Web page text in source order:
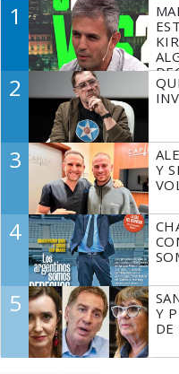
1
2
3
Y
4
5
Y
DE